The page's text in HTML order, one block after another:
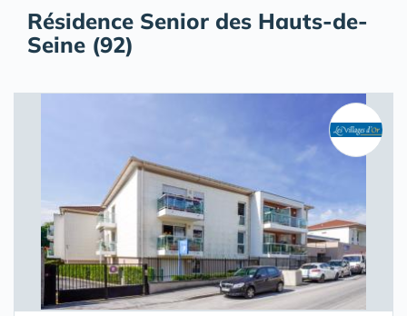
Résidence Senior des Hauts-de-
Seine (92)